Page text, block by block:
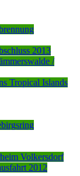
2013
/
Tropical Islands
Volkersdorf
2012